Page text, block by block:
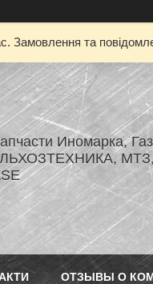
Замовлення та
Иномарка,
ОТЗЫВЫ О